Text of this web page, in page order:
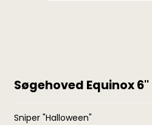
Søgehoved Equinox 6''
Sniper "Halloween"